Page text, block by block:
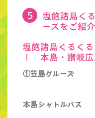
塩飽諸島く
ースをご紹介
塩飽諸島くるく
Ⅰ 本島・讃岐広
①笠島クルーズ
本島シャトルバス